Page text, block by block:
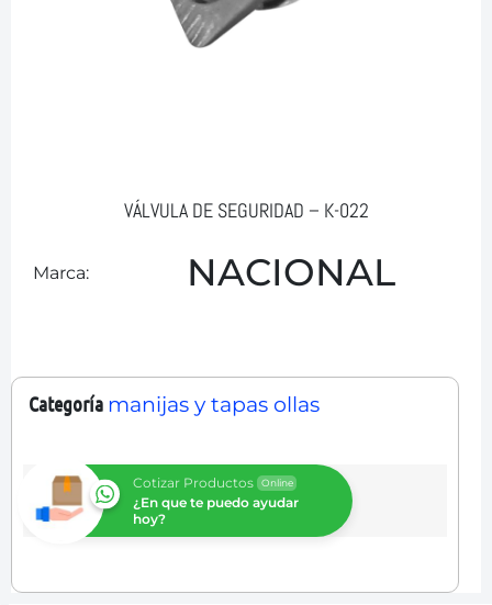
VÁLVULA DE SEGURIDAD – K-022
Marca: NACIONAL
Categoría manijas y tapas ollas
Cotizar Productos Online
¿En que te puedo ayudar
hoy?